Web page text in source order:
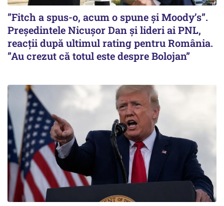
”Fitch a spus-o, acum o spune și Moody’s”.
Președintele Nicușor Dan și lideri ai PNL,
reacții după ultimul rating pentru România.
”Au crezut că totul este despre Bolojan”